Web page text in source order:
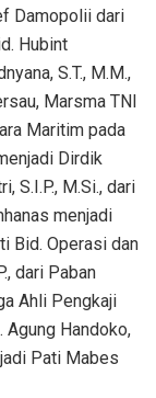
Damopolii dari
Hubint
S.T., M.M.,
Marsma TNI
Maritim pada
Dirdik
S.I.P., M.Si., dari
menjadi
Bid. Operasi dan
dari Paban
Ahli Pengkaji
Agung Handoko,
Pati Mabes